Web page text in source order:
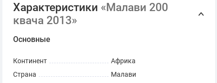
Характеристики «Малави 200
квача 2013»
Основные
Континент
Африка
Страна
Малави